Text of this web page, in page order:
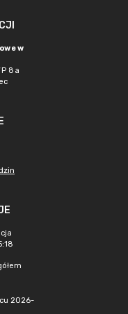
w
8a
2026-